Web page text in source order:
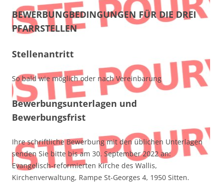
BEWERBUNGBEDINGUNGEN FÜR DIE DREI
PFARRSTELLEN
Stellenantritt
So bald wie möglich oder nach Vereinbarung
Bewerbungsunterlagen und
Bewerbungsfrist
Ihre schriftliche Bewerbung mit den üblichen Unterlagen
senden Sie bitte bis am 30. September 2022 an:
Evangelisch-reformierten Kirche des Wallis,
Kirchenverwaltung, Rampe St-Georges 4, 1950 Sitten.